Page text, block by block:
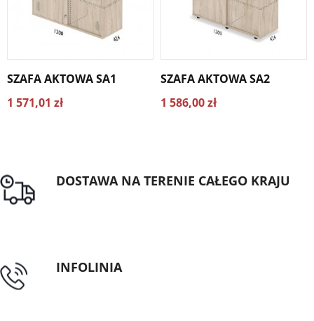
SZAFA AKTOWA SA1
1 571,01 zł
SZAFA AKTOWA SA2
1 586,00 zł
DOSTAWA NA TERENIE CAŁEGO KRAJU
INFOLINIA